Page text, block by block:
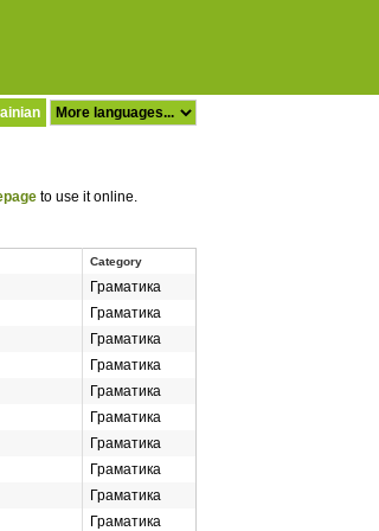
to use it online.
Category
Граматика
Граматика
Граматика
Граматика
Граматика
Граматика
Граматика
Граматика
Граматика
Граматика